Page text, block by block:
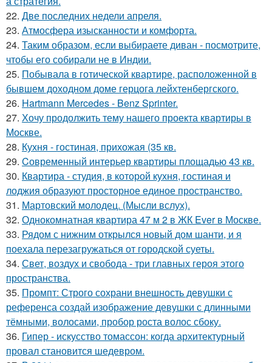
22. Две последних недели апреля.
23. Атмосфера изысканности и комфорта.
24. Таким образом, если выбираете диван - посмотрите,
чтобы его собирали не в Индии.
25. Побывала в готической квартире, расположенной в
бывшем доходном доме герцога лейхтенбергского.
26. Hartmann Mercedes - Benz Sprinter.
27. Хочу продолжить тему нашего проекта квартиры в
Москве.
28. Кухня - гостиная, прихожая (35 кв.
29. Cовременный интерьер квартиры площадью 43 кв.
30. Квартира - студия, в которой кухня, гостиная и
лоджия образуют просторное единое пространство.
31. Мартовский молодец. (Мысли вслух).
32. Однокомнатная квартира 47 м 2 в ЖК Ever в Москве.
33. Рядом с нижним открылся новый дом шанти, и я
поехала перезагружаться от городской суеты.
34. Свет, воздух и свобода - три главных героя этого
пространства.
35. Промпт: Строго сохрани внешность девушки с
референса создай изображение девушки с длинными
тёмными, волосами, пробор роста волос сбоку.
36. Гипер - искусство томассон: когда архитектурный
провал становится шедевром.